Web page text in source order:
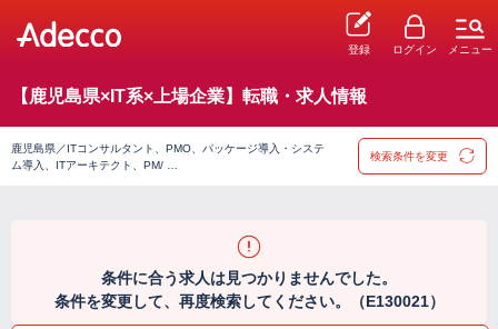
登録 ログイン メニュー
【鹿児島県×IT系×上場企業】転職・求人情報
鹿児島県／ITコンサルタント、PMO、パッケージ導入・システ
ム導入、ITアーキテクト、PM/ …
検索条件を変更
条件に合う求人は見つかりませんでした。
条件を変更して、再度検索してください。（E130021）